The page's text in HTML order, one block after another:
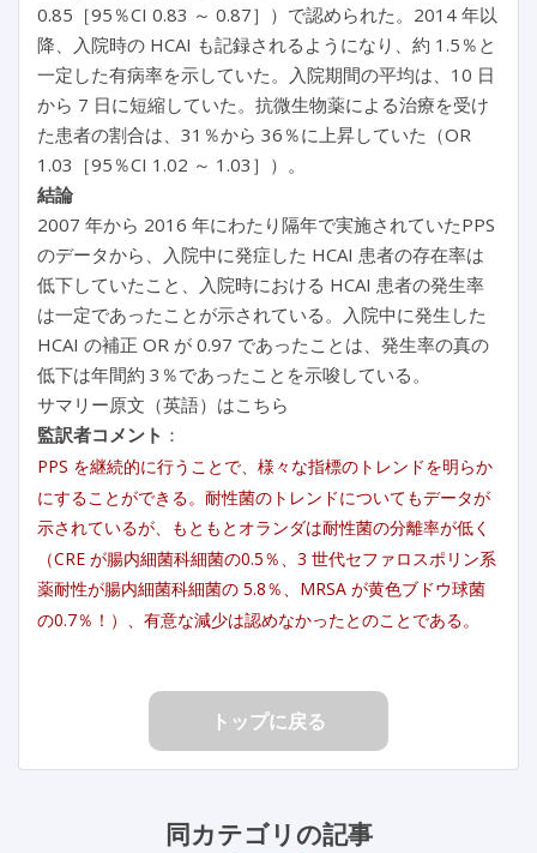
0.85［95％CI 0.83 ～ 0.87］）で認められた。2014 年以
降、入院時の HCAI も記録されるようになり、約 1.5％と
一定した有病率を示していた。入院期間の平均は、10 日
から 7 日に短縮していた。抗微生物薬による治療を受け
た患者の割合は、31％から 36％に上昇していた（OR
1.03［95％CI 1.02 ～ 1.03］）。
結論
2007 年から 2016 年にわたり隔年で実施されていたPPS
のデータから、入院中に発症した HCAI 患者の存在率は
低下していたこと、入院時における HCAI 患者の発生率
は一定であったことが示されている。入院中に発生した
HCAI の補正 OR が 0.97 であったことは、発生率の真の
低下は年間約 3％であったことを示唆している。
サマリー原文（英語）はこちら
監訳者コメント ：
PPS を継続的に行うことで、様々な指標のトレンドを明らか
にすることができる。耐性菌のトレンドについてもデータが
示されているが、もともとオランダは耐性菌の分離率が低く
（CRE が腸内細菌科細菌の0.5％、3 世代セファロスポリン系
薬耐性が腸内細菌科細菌の 5.8％、MRSA が黄色ブドウ球菌
の0.7％！）、有意な減少は認めなかったとのことである。
トップに戻る
同カテゴリの記事